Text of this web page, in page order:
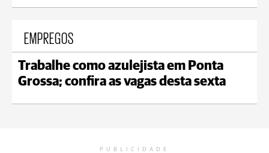
EMPREGOS
Trabalhe como azulejista em Ponta
Grossa; confira as vagas desta sexta
PUBLICIDADE